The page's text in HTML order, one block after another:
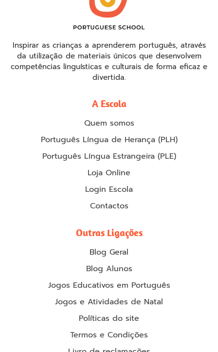
Inspirar as crianças a aprenderem português, através
da utilização de materiais únicos que desenvolvem
competências linguísticas e culturais de forma eficaz e
divertida.
A Escola
Quem somos
Português Língua de Herança (PLH)
Português Língua Estrangeira (PLE)
Loja Online
Login Escola
Contactos
Outras Ligações
Blog Geral
Blog Alunos
Jogos Educativos em Português
Jogos e Atividades de Natal
Políticas do site
Termos e Condições